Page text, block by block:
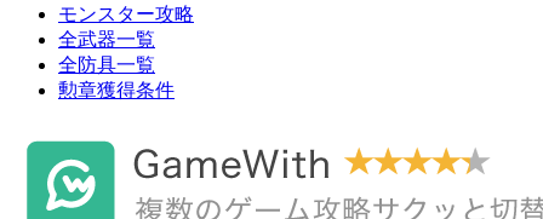
モンスター攻略
全武器一覧
全防具一覧
勲章獲得条件